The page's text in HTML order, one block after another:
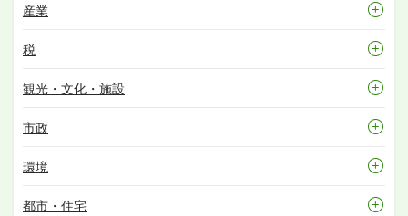
産業
税
観光・文化・施設
市政
環境
都市・住宅